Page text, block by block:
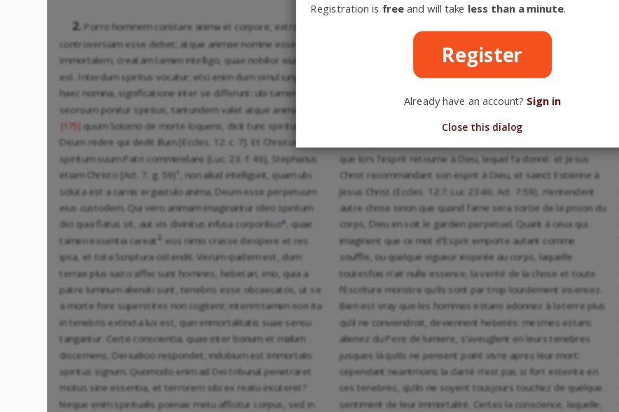
Registration is free and will take less than a minute.
Register
Already have an account? Sign in
Close this dialog
2. Porro hominem constare anima et corpore, extra
controversiam esse debet; atque animae nomine essentiam
immortalem, creatam tamen intelligo, quae nobilior eius pars
est. Interdum spiritus vocatur; etsi enim dum simul iunguntur
haec nomina, significatione inter se differunt: ubi tamen
seorsum ponitur spiritus, tantundem valet atque anima; sicuti
|175| quum Solomo de morte loquens, dicit tunc spiritum ad
Deum redire qui dedit illum [Eccles. 12. c. 7]. Et Christus
spiritum suum Patri commendans [Luc. 23. f. 46], Stephanus
etiam Christo [Act. 7. g. 59] 1
, non aliud intelligunt, quam ubi
soluta est a carnis ergastulo anima, Deum esse perpetuum
eius custodem. Qui vero animam imaginantur ideo spiritum
dici quia flatus sit, aut vis divinitus infusa corporibusa
, quae
tamen essentia careat
: eos nimis crasse desipere et res
ipsa, et tota Scriptura ostendit. Verum quidem est, dum
terrae plus iusto affixi sunt homines, hebetari, imo, quia a
patre luminum alienati sunt, tenebris esse obcaecatos, ut se
a morte fore superstites non cogitent; interim tamen non ita
in tenebris extincta lux est, quin immortalitatis suae sensu
tangantur. Certe conscientia, quae inter bonum et malum
discernens, Dei iudicio respondet, indubium est immortalis
spiritus signum. Quomodo enim ad Dei tribunal penetraret
motus sine essentia, et terrorem sibi ex reatu incuteret?
Neque enim spiritualis poenae metu afficitur corpus, sed in
l’ame, nous n’en devons faire nulle difficulté. Par ce mot
d’Ame, j’enten l’esprit immortel, toutesfois creé, lequel est la
plus noble partie. Quelque fois l’Escriture la nomme esprit.
ensemble, different en signification l’un d’avec l’autre,
toutesfois quand le nom d’Esprit est mis à part, il vaut autant
que lors l’esprit retourne à Dieu, lequel l’a donné: et Jesus
Christ recommandant son esprit à Dieu, et sainct Estienne à
Jesus Christ (Eccles. 12:7; Luc 23:46; Act. 7:59), n’entendent
autre chose sinon que quand l’ame sera sortie de la prison du
corps, Dieu en soit le gardien perpetuel. Quant à ceux qui
imaginent que ce mot d’Esprit emporte autant comme
souffle, ou quelque vigueur inspirée au corps, laquelle
toutesfois n’ait nulle essence, la verité de la chose et toute
l’Escriture monstre qu’ils sont par trop lourdement insensez.
Bien est vray que les hommes estans adonnez à la terre plus
qu’il ne conviendroit, deviennent hebetés: mesmes estans
alienez du Pere de lumiere, s’aveuglent en leurs tenebres
jusques là qu’ils ne pensent point vivre apres leur mort:
cependant neantmoins la clarté n’est pas si fort esteinte en
ces tenebres, qu’ils ne soyent tousjours touchez de quelque
sentiment de leur immortalité. Certes la conscience, laquelle,